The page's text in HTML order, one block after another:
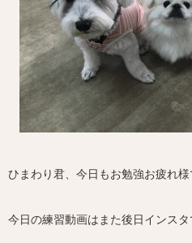
ひまわり君、今日もお勉強お疲れ様
今日の練習動画はまた後日インス